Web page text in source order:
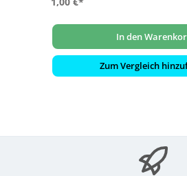
In den
Zum Vergleich